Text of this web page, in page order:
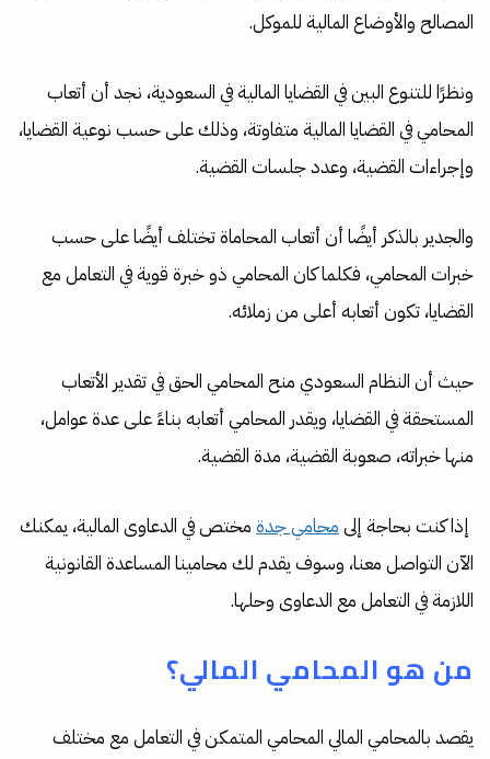
المصالح والأوضاع المالية للموكل.
ونظرًا للتنوع البين في القضايا المالية في السعودية، نجد أن أتعاب
المحامي في القضايا المالية متفاوتة، وذلك على حسب نوعية القضايا،
وإجراءات القضية، وعدد جلسات القضية.
والجدير بالذكر أيضًا أن أتعاب المحاماة تختلف أيضًا على حسب
خبرات المحامي، فكلما كان المحامي ذو خبرة قوية في التعامل مع
القضايا، تكون أتعابه أعلى من زملائه.
حيث أن النظام السعودي منح المحامي الحق في تقدير الأتعاب
المستحقة في القضايا، ويقدر المحامي أتعابه بناءً على عدة عوامل،
منها خبراته، صعوبة القضية، مدة القضية.
إذا كنت بحاجة إلى محامي جدة مختص في الدعاوى المالية، يمكنك
الآن التواصل معنا، وسوف يقدم لك محامينا المساعدة القانونية
اللازمة في التعامل مع الدعاوى وحلها.
من هو المحامي المالي؟
يقصد بالمحامي المالي المحامي المتمكن في التعامل مع مختلف